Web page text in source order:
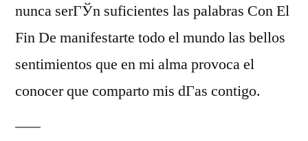
nunca serГЎn suficientes las palabras Con El
Fin De manifestarte todo el mundo las bellos
sentimientos que en mi alma provoca el
conocer que comparto mis dГ­as contigo.